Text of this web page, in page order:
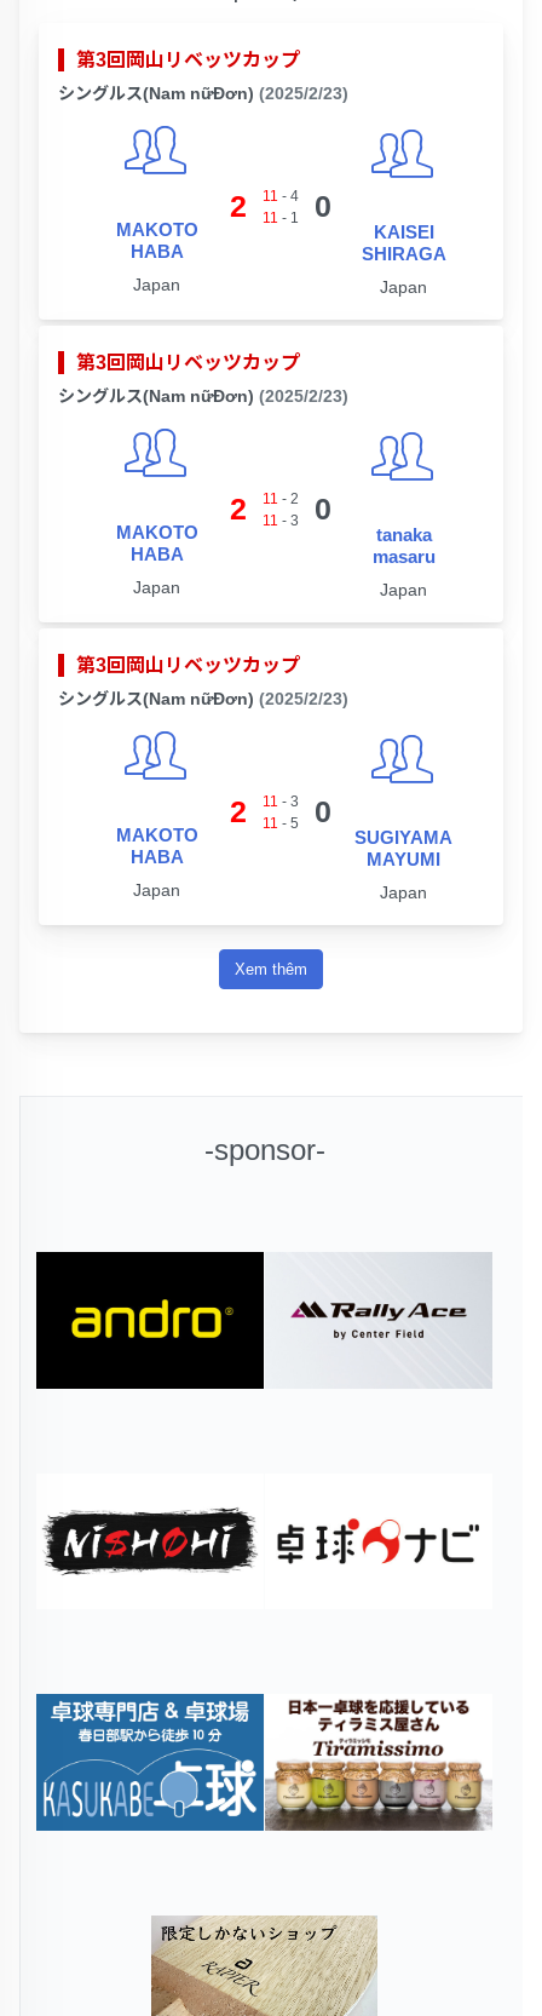
第3回岡山リベッツカップ
シングルス(Nam nữĐơn) (2025/2/23)
MAKOTO
HABA
Japan
2 11 - 4
11 - 1 0
KAISEI
SHIRAGA
Japan
第3回岡山リベッツカップ
シングルス(Nam nữĐơn) (2025/2/23)
MAKOTO
HABA
Japan
2 11 - 2
11 - 3 0
tanaka
masaru
Japan
第3回岡山リベッツカップ
シングルス(Nam nữĐơn) (2025/2/23)
MAKOTO
HABA
Japan
2 11 - 3
11 - 5 0
SUGIYAMA
MAYUMI
Japan
Xem thêm
-sponsor-